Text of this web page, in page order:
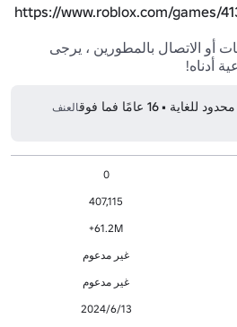
https://www.roblox.com/games/
أدناه!
• 16 عامًا فما فوق
العنف
0
407,115
61.2M+
غير مدعوم
غير مدعوم
13‏/6‏/2024